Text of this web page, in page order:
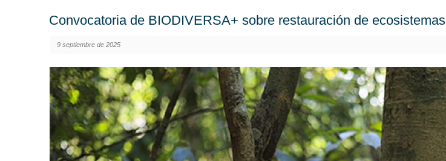
Convocatoria de BIODIVERSA+ sobre restauración de ecosistemas
9 septiembre de 2025